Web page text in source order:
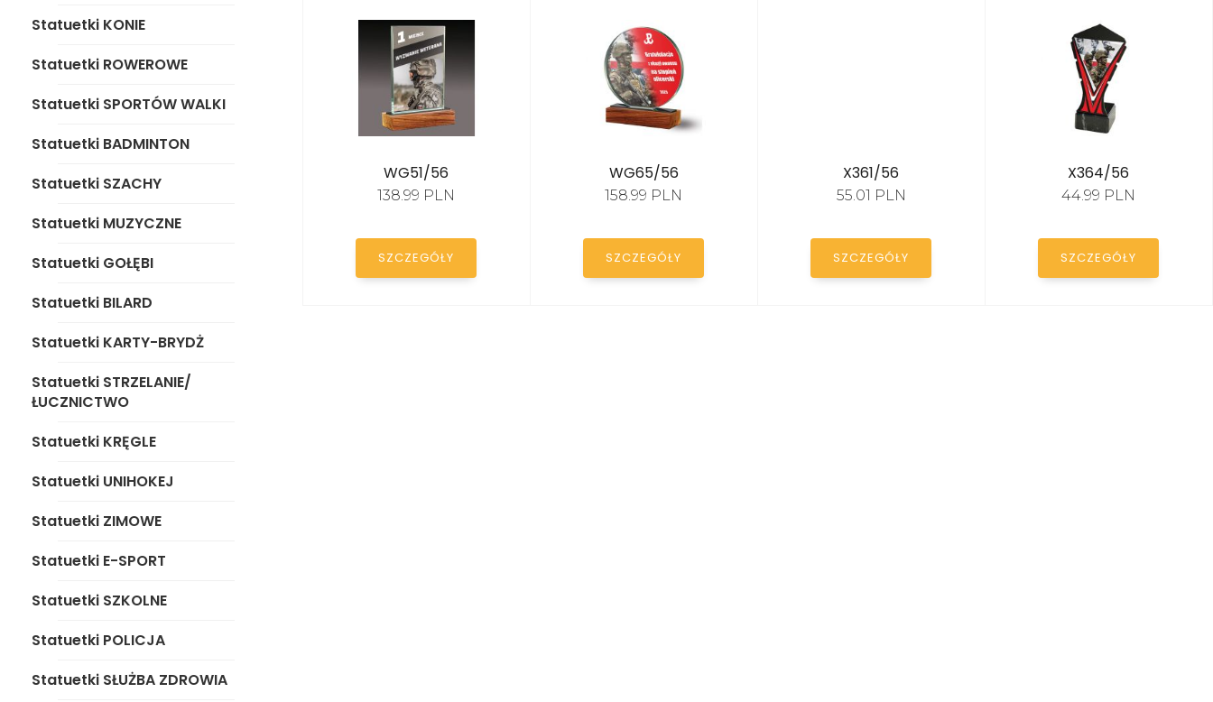
Statuetki BADMINTON
Statuetki SZACHY
Statuetki MUZYCZNE
Statuetki GOŁĘBI
Statuetki BILARD
Statuetki KARTY-BRYDŻ
Statuetki STRZELANIE/
Statuetki ZIMOWE
Statuetki E-SPORT
Statuetki SZKOLNE
Statuetki POLICJA
Statuetki SŁUŻBA
UNIWERSALNE
Statuetki KONIE
Statuetki ROWEROWE
Statuetki SPORTÓW WALKI
Statuetki BADMINTON
Statuetki SZACHY
Statuetki MUZYCZNE
Statuetki GOŁĘBI
Statuetki BILARD
Statuetki KARTY-BRYDŻ
Statuetki STRZELANIE/
ŁUCZNICTWO
Statuetki KRĘGLE
Statuetki UNIHOKEJ
Statuetki ZIMOWE
Statuetki E-SPORT
Statuetki SZKOLNE
Statuetki POLICJA
Statuetki SŁUŻBA ZDROWIA
WG51/56
138.99 PLN
SZCZEGÓŁY
WG65/56
158.99 PLN
SZCZEGÓŁY
X361/56
55.01 PLN
SZCZEGÓŁY
X364/56
44.99 PLN
SZCZEGÓŁY